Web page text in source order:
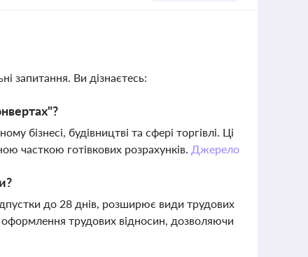
запитання. Ви дізнаєтесь:
бізнесі, будівництві та сфері торгівлі. Ці
часткою готівкових розрахунків. Джерело
до 28 днів, розширює види трудових
трудових відносин, дозволяючи